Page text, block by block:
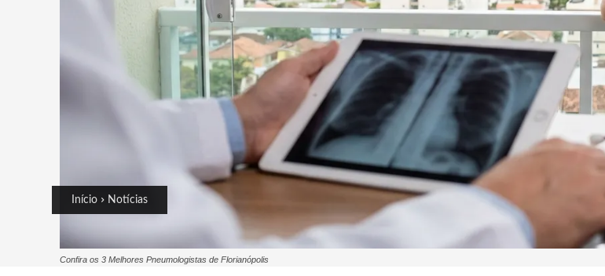
Início Notícias
Confira os 3 Melhores Pneumologistas de Florianópolis